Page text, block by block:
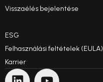
Visszaélés bejelentése
ESG
Felhasználási feltételek (EULA)
Karrier